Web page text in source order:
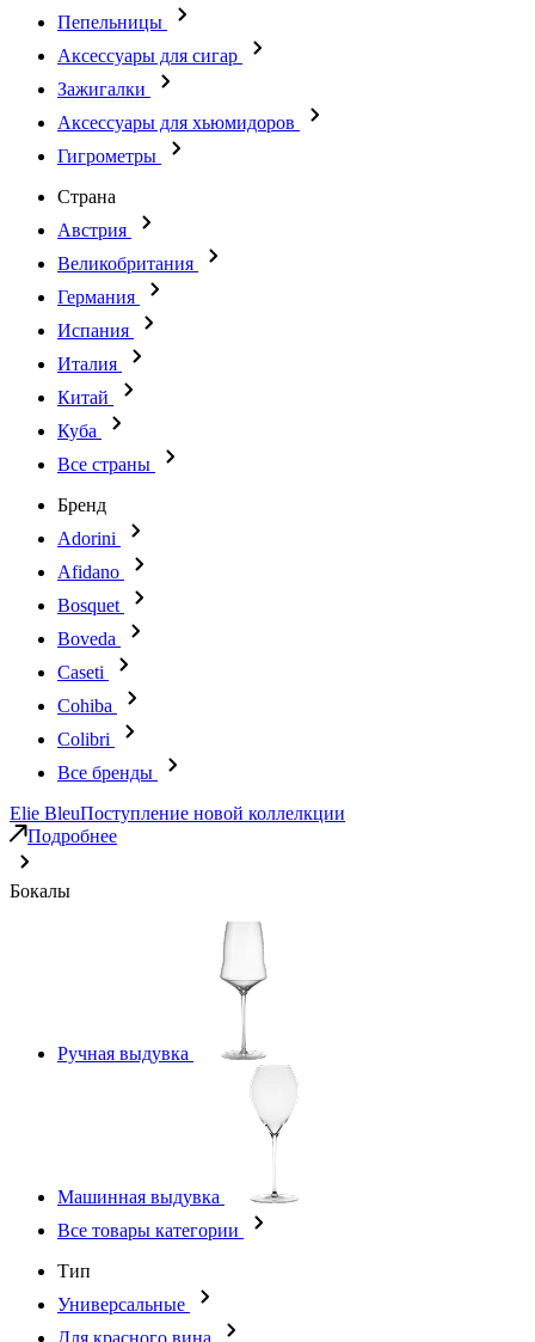
Пепельницы
Аксессуары для сигар
Зажигалки
Аксессуары для хьюмидоров
Гигрометры
Страна
Австрия
Великобритания
Германия
Испания
Италия
Китай
Куба
Все страны
Бренд
Adorini
Afidano
Bosquet
Boveda
Caseti
Cohiba
Colibri
Все бренды
Elie BleuПоступление новой коллелкции
Подробнее
Бокалы
Ручная выдувка
Машинная выдувка
Все товары категории
Тип
Универсальные
Для красного вина